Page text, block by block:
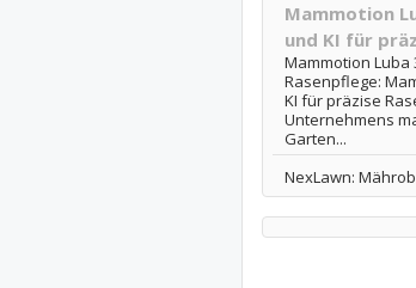
Mammotion
und KI für
Mammotion Luba
Rasenpflege:
KI für präzise
Unternehmens
Garten...
NexLawn: